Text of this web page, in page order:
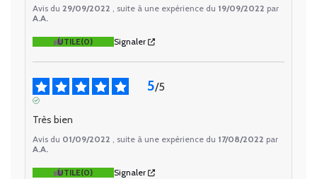
Avis du 29/09/2022 , suite à une expérience du 19/09/2022 par
A.A.
UTILE(0) Signaler
5/5
Très bien
Avis du 01/09/2022 , suite à une expérience du 17/08/2022 par
A.A.
UTILE(0) Signaler